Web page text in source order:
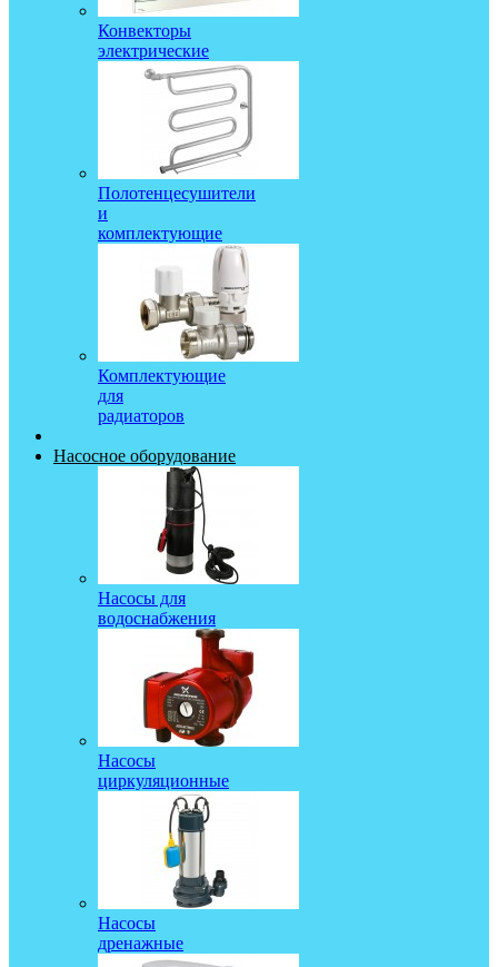
Конвекторы
электрические
Полотенцесушители
и
комплектующие
Комплектующие
для
радиаторов
Насосное оборудование
Насосы для
водоснабжения
Насосы
циркуляционные
Насосы
дренажные